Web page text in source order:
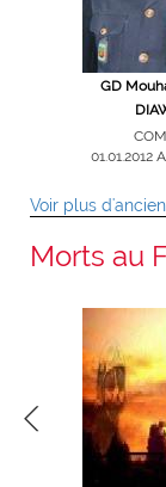
GD
01.01.2012
Voir plus
Morts au